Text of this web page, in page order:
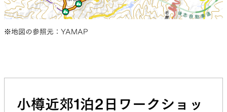
※地図の参照元：YAMAP
小樽近郊1泊2日ワークショッ